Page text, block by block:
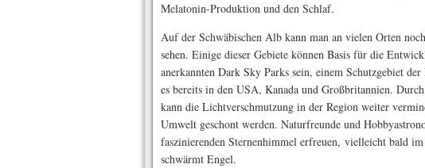
Melatonin-Produktion und den Schlaf.
Auf der Schwäbischen Alb kann man an vielen Orten
sehen. Einige dieser Gebiete können Basis für die
anerkannten Dark Sky Parks sein, einem Schutzgebiet
es bereits in den USA, Kanada und Großbritannien.
kann die Lichtverschmutzung in der Region weiter
Umwelt geschont werden. Naturfreunde und
faszinierenden Sternenhimmel erfreuen, vielleicht bald
schwärmt Engel.